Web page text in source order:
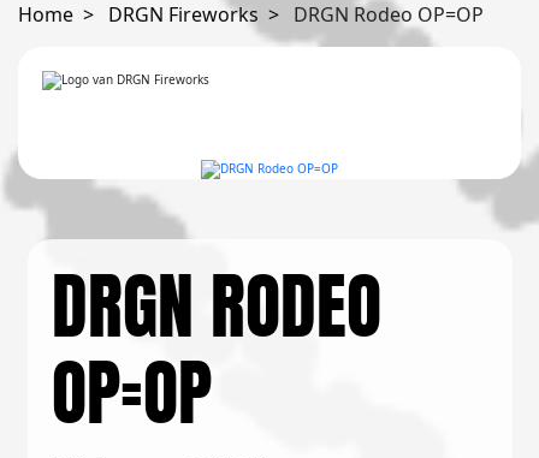
Home DRGN Fireworks DRGN Rodeo OP=OP
DRGN RODEO
OP=OP